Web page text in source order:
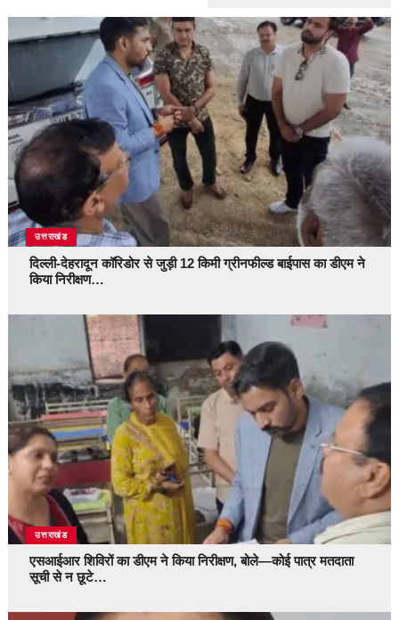
उत्तराखंड
दिल्ली-देहरादून कॉरिडोर से जुड़ी 12 किमी ग्रीनफील्ड बाईपास का डीएम ने
किया निरीक्षण…
उत्तराखंड
एसआईआर शिविरों का डीएम ने किया निरीक्षण, बोले—कोई पात्र मतदाता
सूची से न छूटे…